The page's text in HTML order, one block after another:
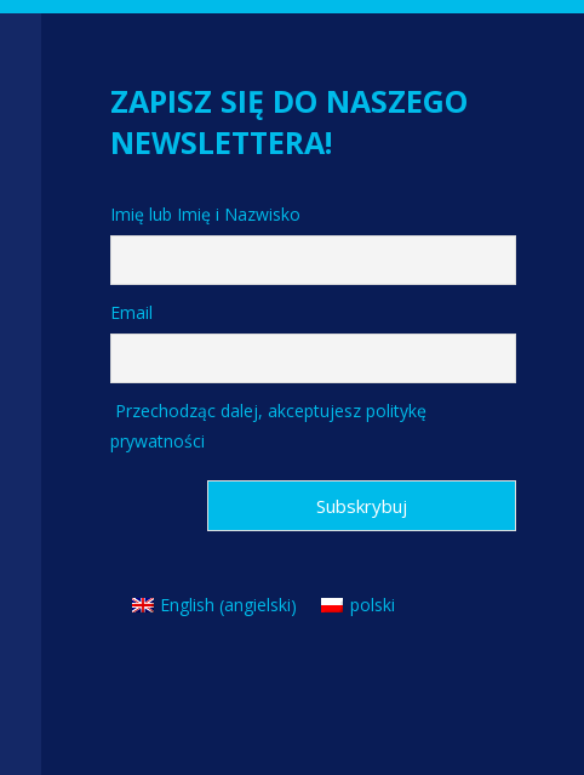
ZAPISZ SIĘ DO NASZEGO
NEWSLETTERA!
Imię lub Imię i Nazwisko
Email
Przechodząc dalej, akceptujesz politykę
prywatności
English (angielski) polski